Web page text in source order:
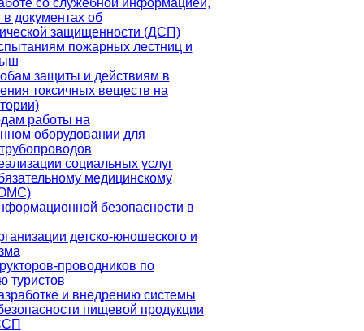
документах об
защищенности (ДСП)
пожарных лестниц и
защиты и действиям в
токсичных веществ на
работы на
оборудовании для
социальных услуг
медицинскому
безопасности в
детско-юношеского и
проводников по
туристов
и внедрению системы
пищевой продукции